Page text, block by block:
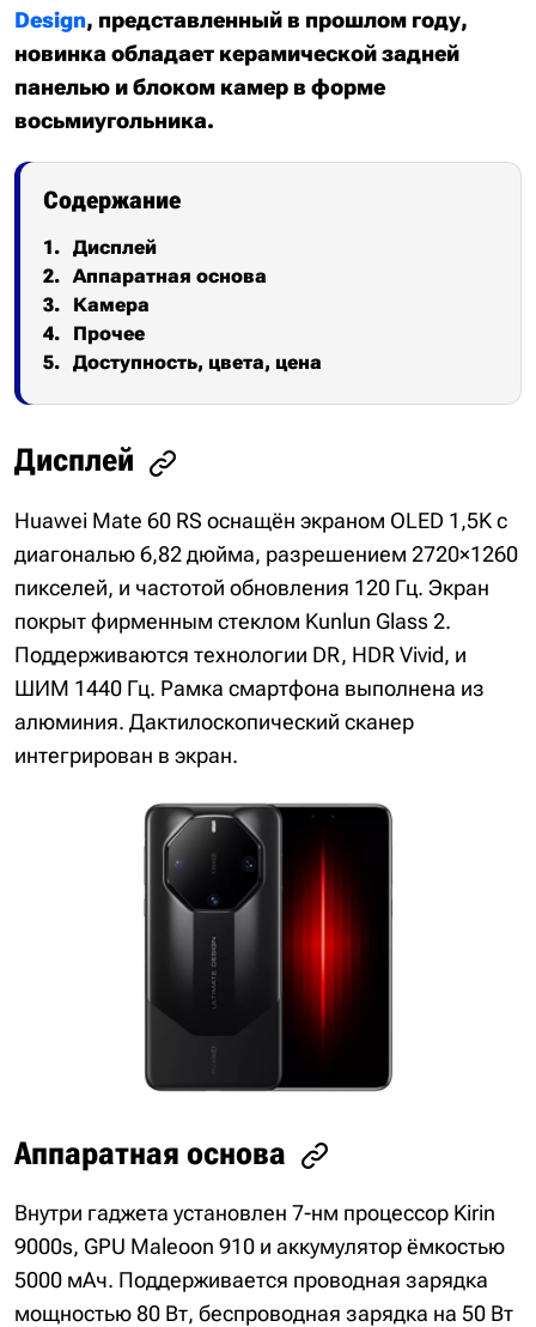
Design, представленный в прошлом году,
новинка обладает керамической задней
панелью и блоком камер в форме
восьмиугольника.
Содержание
Дисплей
Аппаратная основа
Камера
Прочее
Доступность, цвета, цена
Дисплей
Huawei Mate 60 RS оснащён экраном OLED 1,5K с
диагональю 6,82 дюйма, разрешением 2720×1260
пикселей, и частотой обновления 120 Гц. Экран
покрыт фирменным стеклом Kunlun Glass 2.
Поддерживаются технологии DR, HDR Vivid, и
ШИМ 1440 Гц. Рамка смартфона выполнена из
алюминия. Дактилоскопический сканер
интегрирован в экран.
Аппаратная основа
Внутри гаджета установлен 7-нм процессор Kirin
9000s, GPU Maleoon 910 и аккумулятор ёмкостью
5000 мАч. Поддерживается проводная зарядка
мощностью 80 Вт, беспроводная зарядка на 50 Вт